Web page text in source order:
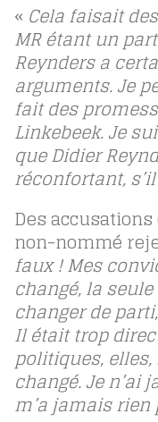
« Cela faisait
MR étant un
Reynders a
arguments. Je
fait des
Linkebeek. Je
que Didier
réconfortant,
Des
non-nommé
faux ! Mes
changé, la
changer de
Il était trop
politiques,
changé. Je n’ai
m’a jamais rien